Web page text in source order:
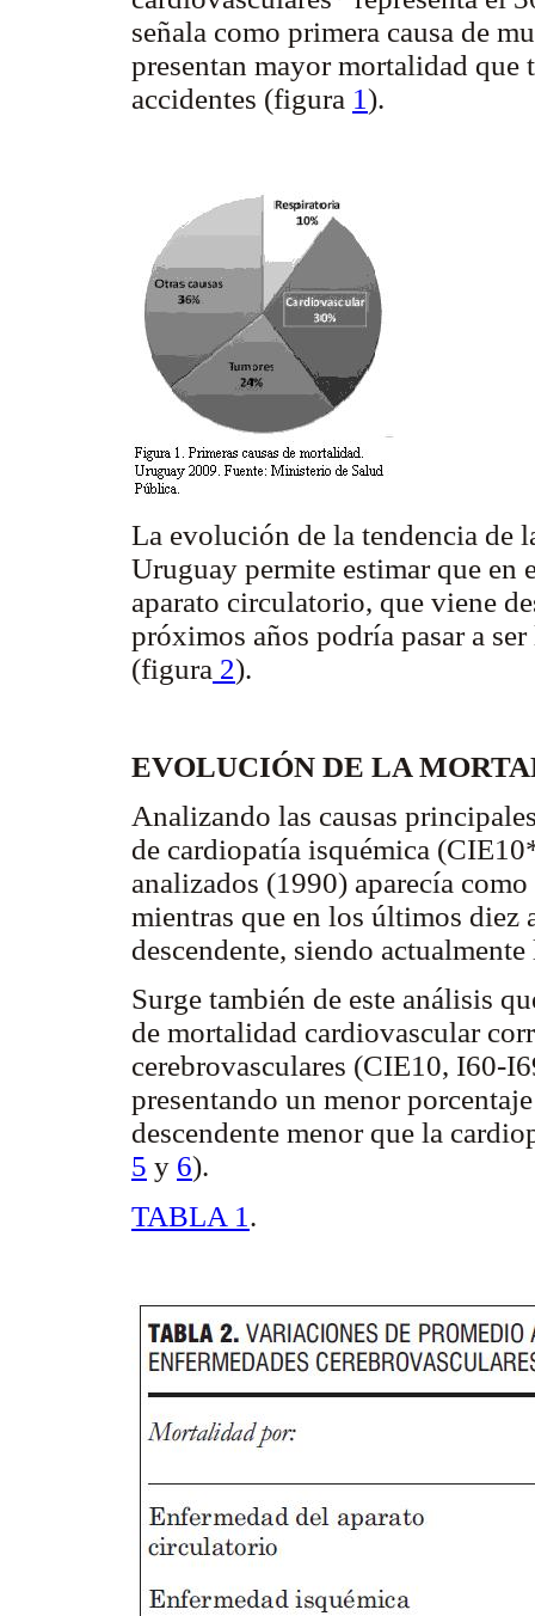
señala como primera causa de
presentan mayor mortalidad que
accidentes (figura 1).
La evolución de la tendencia de
Uruguay permite estimar que en
aparato circulatorio, que viene
próximos años podría pasar a
(figura 2).
EVOLUCIÓN DE LA
Analizando las causas
de cardiopatía isquémica
analizados (1990) aparecía
mientras que en los últimos diez
descendente, siendo
Surge también de este análisis
de mortalidad cardiovascular
cerebrovasculares (CIE10, I60-
presentando un menor
descendente menor que la
5 y 6).
TABLA 1 .